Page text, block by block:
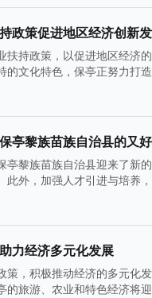
政策促进地区经济创新
持政策，以促进地区经济
的文化特色，保亭正努力打
亭黎族苗族自治县的又
黎族苗族自治县迎来了新
此外，加强人才引进与培养
力经济多元化发展
，积极推动经济的多元化
的旅游、农业和特色经济将